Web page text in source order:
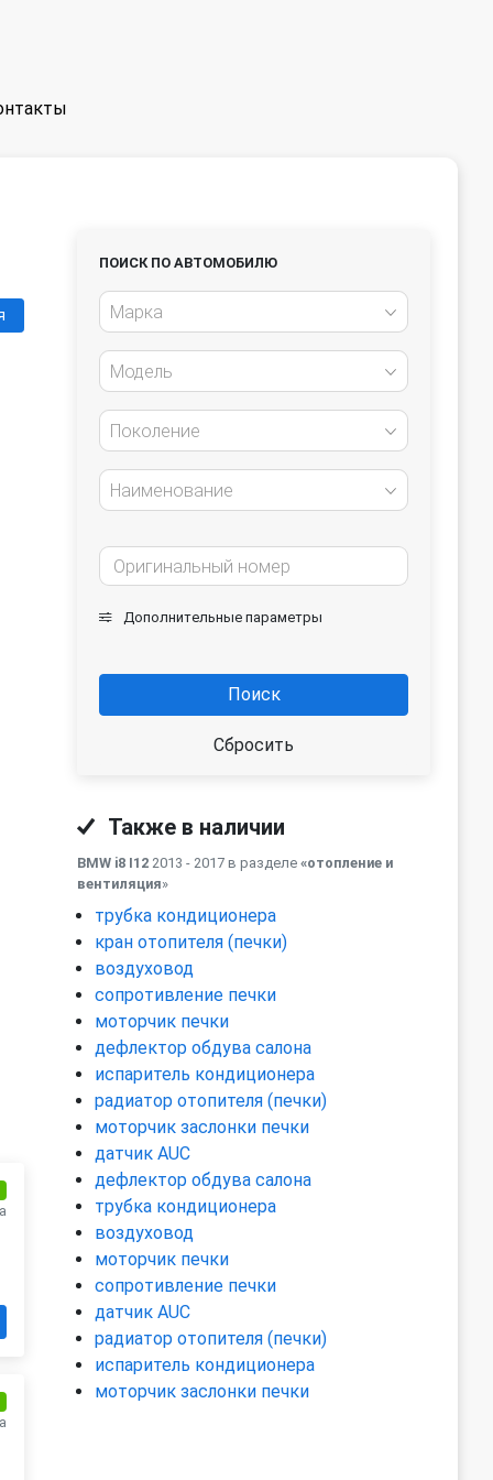
ПОИСК ПО АВТОМОБИЛЮ
Марка
Модель
Поколение
Наименование
Дополнительные параметры
Поиск
Сбросить
Также в наличии
BMW i8 I12 2013 - 2017 в разделе «отопление и
вентиляция»
трубка кондиционера
кран отопителя (печки)
воздуховод
сопротивление печки
моторчик печки
дефлектор обдува салона
испаритель кондиционера
радиатор отопителя (печки)
моторчик заслонки печки
датчик AUC
дефлектор обдува салона
трубка кондиционера
воздуховод
моторчик печки
сопротивление печки
датчик AUC
радиатор отопителя (печки)
испаритель кондиционера
моторчик заслонки печки